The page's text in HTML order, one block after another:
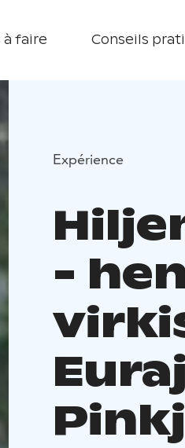
à faire Conseils
Expérience
-